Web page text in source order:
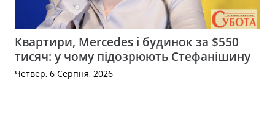
Квартири, Mercedes і будинок за $550
тисяч: у чому підозрюють Стефанішину
Четвер, 6 Серпня, 2026